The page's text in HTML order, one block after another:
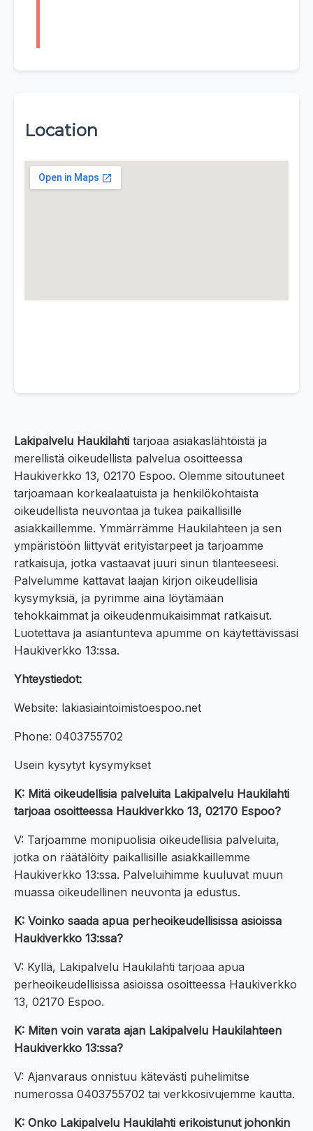
Location
Lakipalvelu Haukilahti tarjoaa asiakaslähtöistä ja
merellistä oikeudellista palvelua osoitteessa
Haukiverkko 13, 02170 Espoo. Olemme sitoutuneet
tarjoamaan korkealaatuista ja henkilökohtaista
oikeudellista neuvontaa ja tukea paikallisille
asiakkaillemme. Ymmärrämme Haukilahteen ja sen
ympäristöön liittyvät erityistarpeet ja tarjoamme
ratkaisuja, jotka vastaavat juuri sinun tilanteeseesi.
Palvelumme kattavat laajan kirjon oikeudellisia
kysymyksiä, ja pyrimme aina löytämään
tehokkaimmat ja oikeudenmukaisimmat ratkaisut.
Luotettava ja asiantunteva apumme on käytettävissäsi
Haukiverkko 13:ssa.
Yhteystiedot:
Website: lakiasiaintoimistoespoo.net
Phone: 0403755702
Usein kysytyt kysymykset
K: Mitä oikeudellisia palveluita Lakipalvelu Haukilahti
tarjoaa osoitteessa Haukiverkko 13, 02170 Espoo?
V: Tarjoamme monipuolisia oikeudellisia palveluita,
jotka on räätälöity paikallisille asiakkaillemme
Haukiverkko 13:ssa. Palveluihimme kuuluvat muun
muassa oikeudellinen neuvonta ja edustus.
K: Voinko saada apua perheoikeudellisissa asioissa
Haukiverkko 13:ssa?
V: Kyllä, Lakipalvelu Haukilahti tarjoaa apua
perheoikeudellisissa asioissa osoitteessa Haukiverkko
13, 02170 Espoo.
K: Miten voin varata ajan Lakipalvelu Haukilahteen
Haukiverkko 13:ssa?
V: Ajanvaraus onnistuu kätevästi puhelimitse
numerossa 0403755702 tai verkkosivujemme kautta.
K: Onko Lakipalvelu Haukilahti erikoistunut johonkin